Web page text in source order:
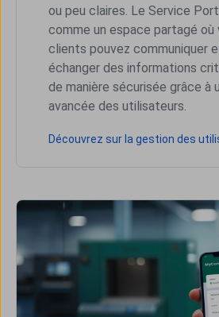
ou peu claires. Le Service
comme un espace partagé où
clients pouvez communiquer
échanger des informations
de manière sécurisée grâce à
avancée des utilisateurs.
Découvrez sur la gestion des